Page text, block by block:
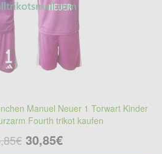
Manuel Neuer 1 Torwart Kinder
Fourth trikot kaufen
30,85€